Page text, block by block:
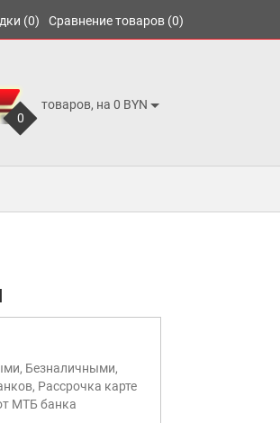
(0) Сравнение товаров (0)
0
товаров, на 0 BYN
Безналичными,
Рассрочка карте
МТБ банка